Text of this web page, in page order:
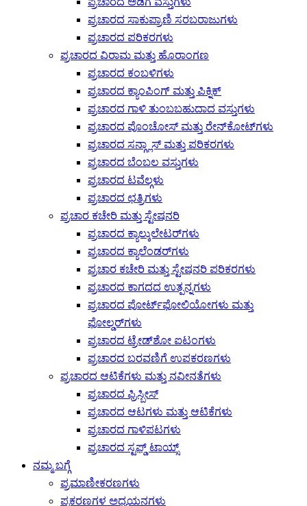
ಪ್ರಚಾರದ ಸಾಕುಪ್ರಾಣಿ ಸರಬರಾಜುಗಳು
ಪ್ರಚಾರದ ಪರಿಕರಗಳು
ಪ್ರಚಾರದ ವಿರಾಮ ಮತ್ತು ಹೊರಾಂಗಣ
ಪ್ರಚಾರದ ಕಂಬಳಿಗಳು
ಪ್ರಚಾರದ ಕ್ಯಾಂಪಿಂಗ್ ಮತ್ತು ಪಿಕ್ನಿಕ್
ಪ್ರಚಾರದ ಗಾಳಿ ತುಂಬಬಹುದಾದ ವಸ್ತುಗಳು
ಪ್ರಚಾರದ ಪೊಂಚೋಸ್ ಮತ್ತು ರೇನ್‌ಕೋಟ್‌ಗಳು
ಪ್ರಚಾರದ ಸನ್ಗ್ಲಾಸ್ ಮತ್ತು ಪರಿಕರಗಳು
ಪ್ರಚಾರದ ಬೆಂಬಲ ವಸ್ತುಗಳು
ಪ್ರಚಾರದ ಟವೆಲ್ಗಳು
ಪ್ರಚಾರದ ಛತ್ರಿಗಳು
ಪ್ರಚಾರ ಕಚೇರಿ ಮತ್ತು ಸ್ಟೇಷನರಿ
ಪ್ರಚಾರದ ಕ್ಯಾಲ್ಕುಲೇಟರ್‌ಗಳು
ಪ್ರಚಾರದ ಕ್ಯಾಲೆಂಡರ್‌ಗಳು
ಪ್ರಚಾರ ಕಚೇರಿ ಮತ್ತು ಸ್ಟೇಷನರಿ ಪರಿಕರಗಳು
ಪ್ರಚಾರದ ಕಾಗದದ ಉತ್ಪನ್ನಗಳು
ಪ್ರಚಾರದ ಪೋರ್ಟ್‌ಫೋಲಿಯೋಗಳು ಮತ್ತು
ಫೋಲ್ಡರ್‌ಗಳು
ಪ್ರಚಾರದ ಟ್ರೇಡ್‌ಶೋ ಐಟಂಗಳು
ಪ್ರಚಾರದ ಬರವಣಿಗೆ ಉಪಕರಣಗಳು
ಪ್ರಚಾರದ ಆಟಿಕೆಗಳು ಮತ್ತು ನವೀನತೆಗಳು
ಪ್ರಚಾರದ ಫ್ರಿಸ್ಬೀಸ್
ಪ್ರಚಾರದ ಆಟಗಳು ಮತ್ತು ಆಟಿಕೆಗಳು
ಪ್ರಚಾರದ ಗಾಳಿಪಟಗಳು
ಪ್ರಚಾರದ ಸ್ಟಫ್ಡ್ ಟಾಯ್ಸ್
ನಮ್ಮ ಬಗ್ಗೆ
ಪ್ರಮಾಣೀಕರಣಗಳು
ಪ್ರಕರಣಗಳ ಅಧ್ಯಯನಗಳು